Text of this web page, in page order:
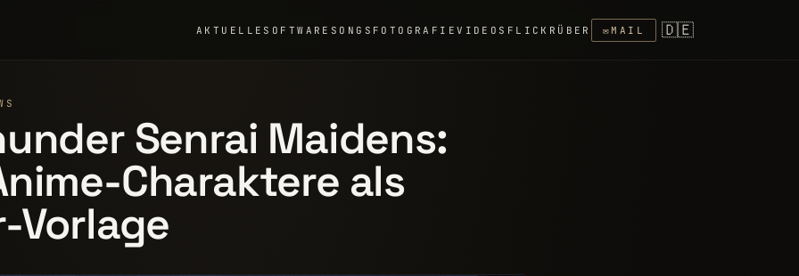
AKTUELLE SOFTWARE SONGS FOTOGRAFIEVIDEOS FLICKR ÜBER ✉MAIL 🇩🇪
Senrai Maidens:
Charaktere als
Vorlage